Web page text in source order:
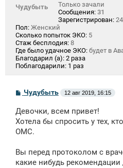
Чудубыть
Только зачали
Сообщения: 31
Зарегистрирован:
Пол: Женский
Сколько попыток ЭКО: 5
Стаж бесплодия: 8
Где было удачное ЭКО: будет в
Благодарил (а): 2 раза
Поблагодарили: 1 раз
С
б
щ
е
н
Чудубыть 12 авг 2019, 16:15
Девочки, всем привет!
Хотела бы спросить у тех,
ОМС.
Вы перед протоколом с
какие нибудь